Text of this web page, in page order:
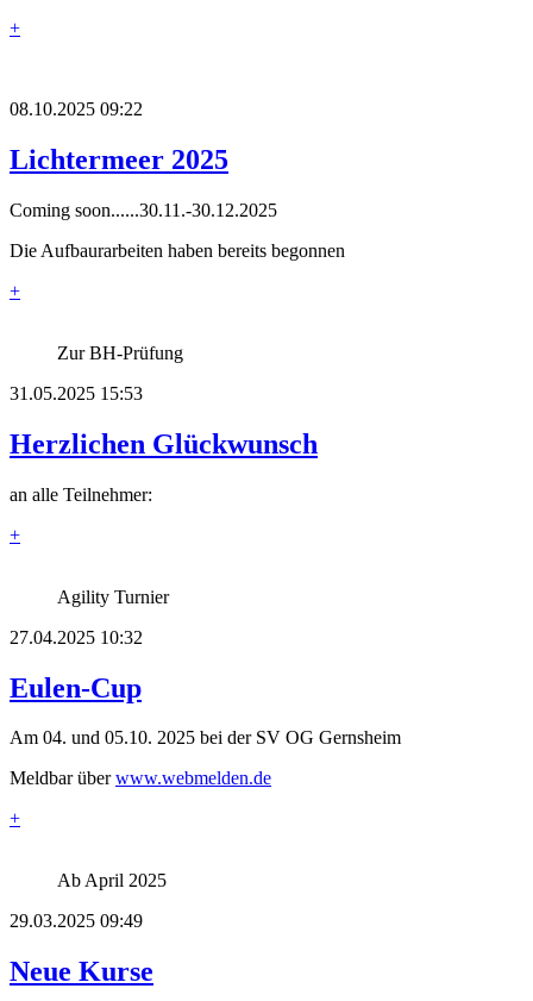
+
08.10.2025 09:22
Lichtermeer 2025
Coming soon......30.11.-30.12.2025
Die Aufbaurarbeiten haben bereits begonnen
+
Zur BH-Prüfung
31.05.2025 15:53
Herzlichen Glückwunsch
an alle Teilnehmer:
+
Agility Turnier
27.04.2025 10:32
Eulen-Cup
Am 04. und 05.10. 2025 bei der SV OG Gernsheim
Meldbar überwww.webmelden.de
+
Ab April 2025
29.03.2025 09:49
Neue Kurse